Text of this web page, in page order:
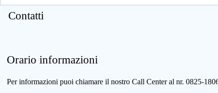
Contatti
Orario informazioni
Per informazioni puoi chiamare il nostro Call Center al nr. 0825-